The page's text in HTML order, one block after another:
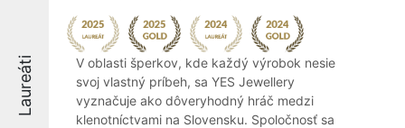
Laureáti
V oblasti šperkov, kde každý výrobok nesie
svoj vlastný príbeh, sa YES Jewellery
vyznačuje ako dôveryhodný hráč medzi
klenotníctvami na Slovensku. Spoločnosť sa